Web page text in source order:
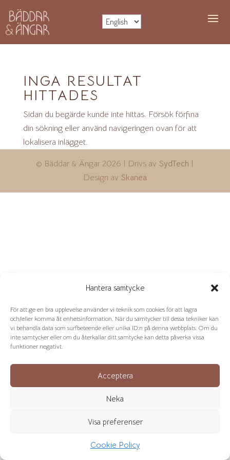
Hantera samtycke
För att ge en bra upplevelse använder vi teknik som cookies för att lagra
och/eller komma åt enhetsinformation. När du samtycker till dessa tekniker kan
vi behandla data som surfbeteende eller unika ID:n på denna webbplats. Om du
inte samtycker eller om du återkallar ditt samtycke kan detta påverka vissa
funktioner negativt.
Acceptera
Neka
Visa preferenser
Cookie Policy
INGA RESULTAT
HITTADES
Sidan du begärde kunde inte hittas. Försök förfina
din sökning eller använd navigeringen ovan för att
lokalisera inlägget.
© Bäddar & Ängar2026 | Drivs av SydTech |
Design av Skanea